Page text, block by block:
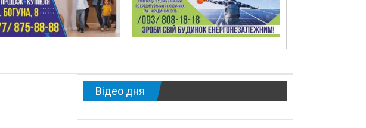
Відео дня